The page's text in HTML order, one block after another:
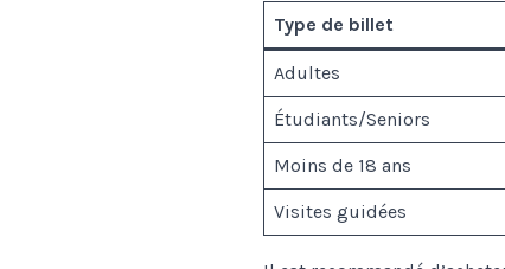
Type de billet
Adultes
Étudiants/Seniors
Moins de 18 ans
Visites guidées